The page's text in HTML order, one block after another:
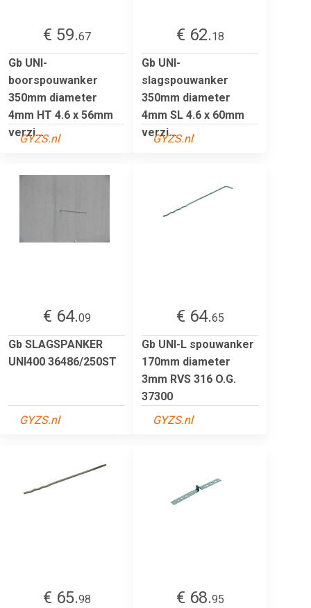
€ 59.67
Gb UNI-
boorspouwanker
350mm diameter
4mm HT 4.6 x 56mm
verzi...
GYZS.nl
€ 62.18
Gb UNI-
slagspouwanker
350mm diameter
4mm SL 4.6 x 60mm
verzi...
GYZS.nl
€ 64.09
Gb SLAGSPANKER
UNI400 36486/250ST
GYZS.nl
€ 64.65
Gb UNI-L spouwanker
170mm diameter
3mm RVS 316 O.G.
37300
GYZS.nl
€ 65.98
€ 68.95